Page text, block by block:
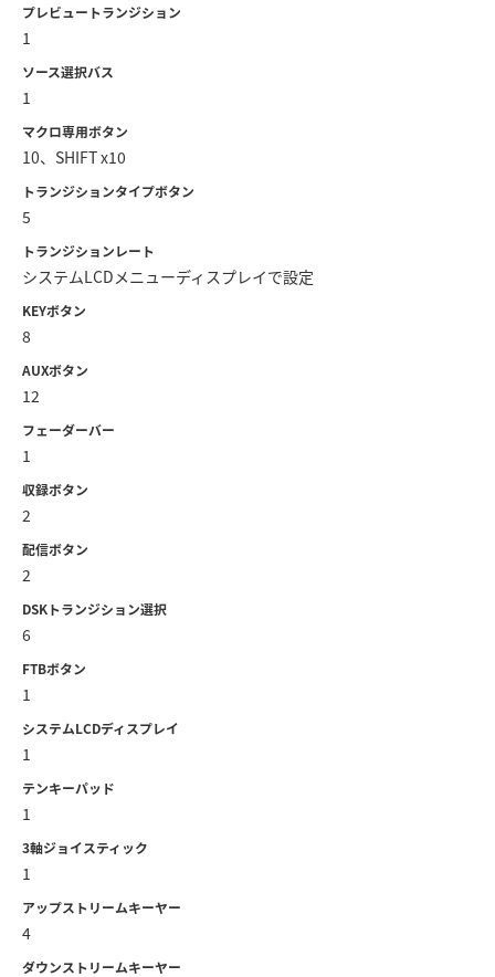
プレビュートランジション
1
ソース選択バス
1
マクロ専用ボタン
10、SHIFT x10
トランジションタイプボタン
5
トランジションレート
システムLCDメニューディスプレイで設定
KEYボタン
8
AUXボタン
12
フェーダーバー
1
収録ボタン
2
配信ボタン
2
DSKトランジション選択
6
FTBボタン
1
システムLCDディスプレイ
1
テンキーパッド
1
3軸ジョイスティック
1
アップストリームキーヤー
4
ダウンストリームキーヤー